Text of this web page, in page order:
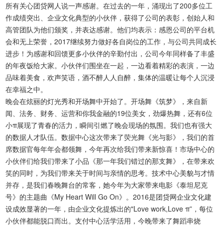
所有关心团贷网人说一声感谢。在过去的一年，涌现出了200多位工
作成绩突出、企业文化典型的小伙伴，获得了公司的表彰，创始人和
高管团队为他们颁奖，并表达感谢。他们均表示：感恩公司的平台机
会和无上荣誉，2017继续努力做好各自岗位的工作，与公司共同成长
进步！为感谢和回馈更多小伙伴的辛勤付出，公司今年同样备了丰盛
的年夜饭给大家。小伙伴们围坐在一起，一边看着精彩的表演，一边
品味着美食，欢声笑语，酒不醉人人自醉，集体的温暖让每个人沉浸
在幸福之中。
晚会在炫丽的灯光秀和开场舞中开始了。开场舞《筑梦》，来自新
闻、法务、财务、运营和你我金融的19位美女，劲爆热舞，还有6位
小π展现了青春的活力，瞬间引燃了晚会现场的氛围。我们也有强大
的数据人才队伍。数据中心这次带来了荧光舞《光与影》，我们的首
席数据官每年年会都领舞，今年再次给我们带来新惊喜！市场中心的
小伙伴们给我们带来了小品《那一年我们错过的那支舞》，在带来欢
笑的同时，为我们带来关于时间与亲情的思考。技术中心美貌与才情
并存，是我们春晚舞台的常客，她今年为大家带来电影《泰坦尼克
号》的主题曲《My Heart Will Go On》。2016是团贷网企业文化建
设成效显著的一年，由企业文化提炼出的"Love work,Love π”，每位
小伙伴都能脱口而出。支付中心活学活用，今晚带来了舞蹈串烧